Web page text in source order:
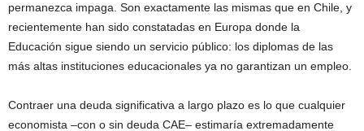
permanezca impaga. Son exactamente las mismas que en Chile, y
recientemente han sido constatadas en Europa donde la
Educación sigue siendo un servicio público: los diplomas de las
más altas instituciones educacionales ya no garantizan un empleo.
Contraer una deuda significativa a largo plazo es lo que cualquier
economista –con o sin deuda CAE– estimaría extremadamente